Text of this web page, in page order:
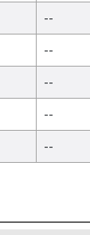
--
--
--
--
--